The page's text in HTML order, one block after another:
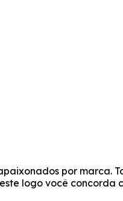
por marca.
logo você concorda